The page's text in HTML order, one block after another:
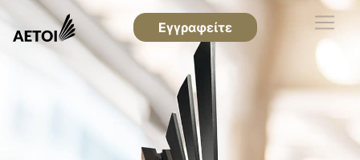
Εγγραφείτε